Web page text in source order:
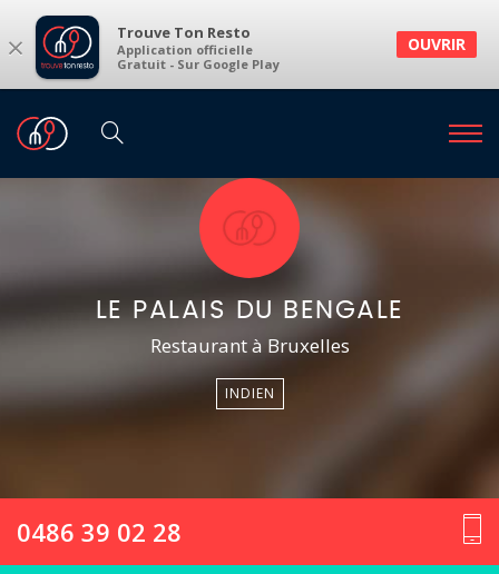
× Trouve Ton Resto
Application officielle
Gratuit - Sur Google Play
OUVRIR
LE PALAIS DU BENGALE
Restaurant à Bruxelles
INDIEN
0486 39 02 28